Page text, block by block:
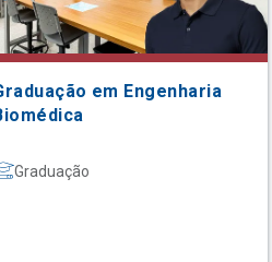
em Engenharia
Graduação